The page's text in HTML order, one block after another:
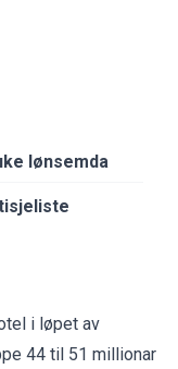
lønsemda
i løpet av
44 til 51 millionar